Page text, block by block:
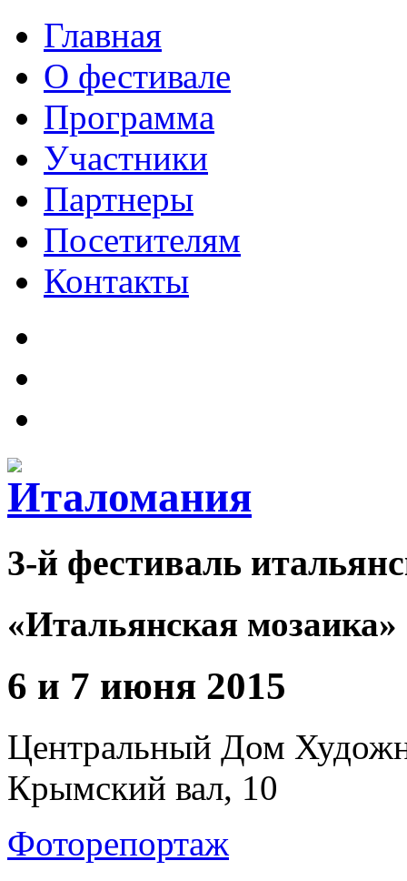
Главная
О фестивале
Программа
Участники
Партнеры
Посетителям
Контакты
3-й фестиваль
«Итальянская мозаика»
6 и 7 июня 2015
Центральный Дом
Крымский вал, 10
Фоторепортаж